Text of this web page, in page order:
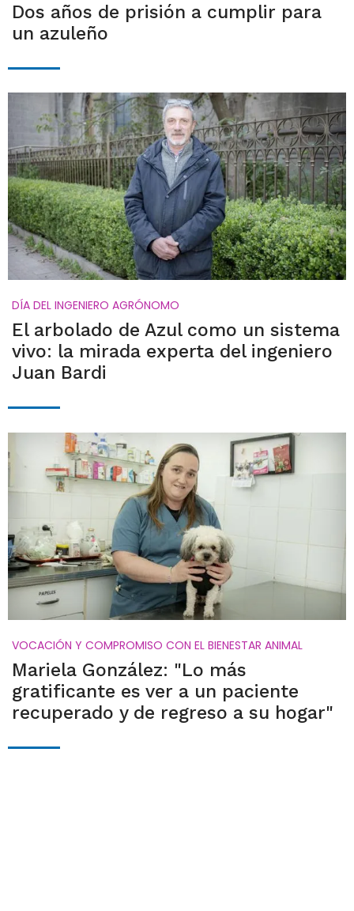
Dos años de prisión a cumplir para
un azuleño
DÍA DEL INGENIERO AGRÓNOMO
El arbolado de Azul como un sistema
vivo: la mirada experta del ingeniero
Juan Bardi
VOCACIÓN Y COMPROMISO CON EL BIENESTAR ANIMAL
Mariela González: "Lo más
gratificante es ver a un paciente
recuperado y de regreso a su hogar"